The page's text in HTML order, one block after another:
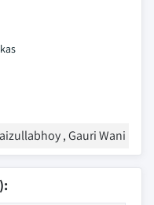
, Gauri Wani